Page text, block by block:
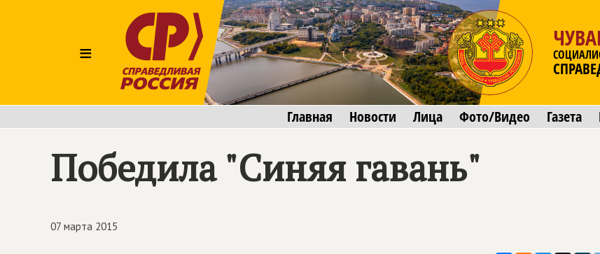
≡
Главная Новости Лица Фото/Видео Газета
Победила "Синяя гавань"
07 марта 2015